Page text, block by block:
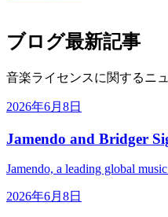
ブログ最新記事
音楽ライセンスに関するニ
2026年6月8日
Jamendo and Bridger
Jamendo, a leading global
2026年6月8日